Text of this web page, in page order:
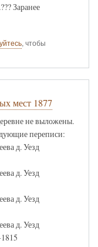
Заранее
, чтобы
мест 1877
не выложены.
переписи:
д. Уезд
д. Уезд
д. Уезд
д. Уезд